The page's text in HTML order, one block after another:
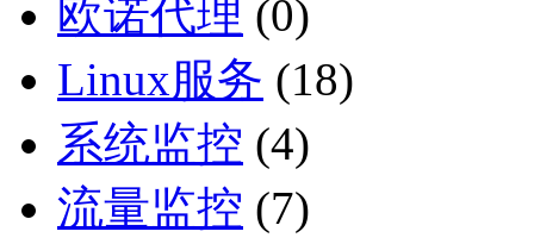
欧诺代理 (0)
Linux服务 (18)
系统监控 (4)
流量监控 (7)